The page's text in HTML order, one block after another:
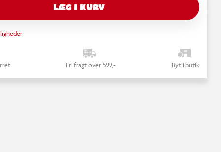
LÆG I KURV
Fri fragt over 599,- Byt i butik